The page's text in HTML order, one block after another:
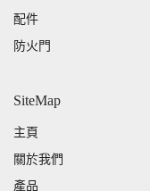
配件
防火門
SiteMap
主頁
關於我們
產品